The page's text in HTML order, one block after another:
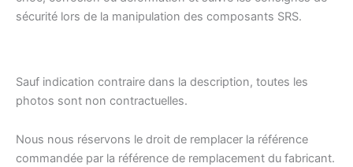
sécurité lors de la manipulation des composants SRS.
Sauf indication contraire dans la description, toutes les
photos sont non contractuelles.
Nous nous réservons le droit de remplacer la référence
commandée par la référence de remplacement du fabricant.